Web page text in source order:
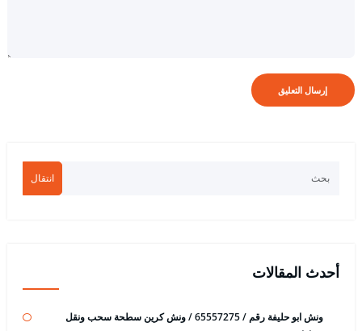
انتقال
أحدث المقالات
ونش ابو حليفة رقم / 65557275 / ونش كرين سطحة سحب ونقل